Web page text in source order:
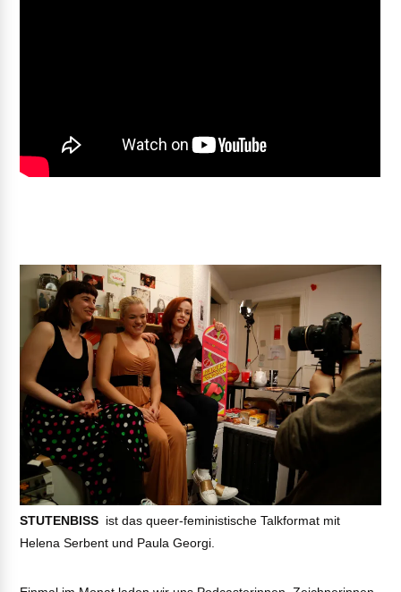
STUTENBISS ist das queer-feministische Talkformat mit
Helena Serbent und Paula Georgi.